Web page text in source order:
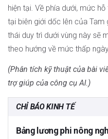
hiện tại. Về phía dưới, mức
tại biên giới dốc lên của
thái duy trì dưới vùng này sẽ
theo hướng về mức thấp
(Phân tích kỹ thuật của bài
trợ giúp của công cụ AI.)
CHỈ BÁO KINH TẾ
Bảng lương phi nông